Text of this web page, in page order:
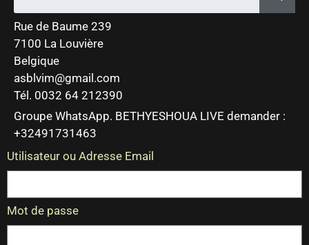
Rue de Baume 239
7100 La Louvière
Belgique
asblvim@gmail.com
Tél. 0032 64 212390
Groupe WhatsApp. BETHYESHOUA LIVE demander :
+32491731463
Utilisateur ou Adresse Email
Mot de passe